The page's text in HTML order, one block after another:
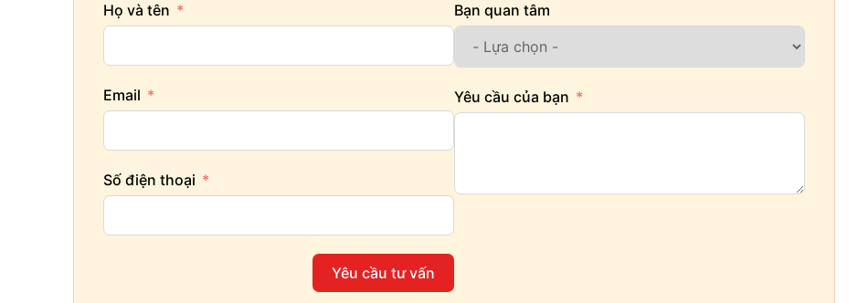
Họ và tên
Email
Số điện thoại
Yêu cầu tư vấn
Bạn quan tâm
Yêu cầu của bạn